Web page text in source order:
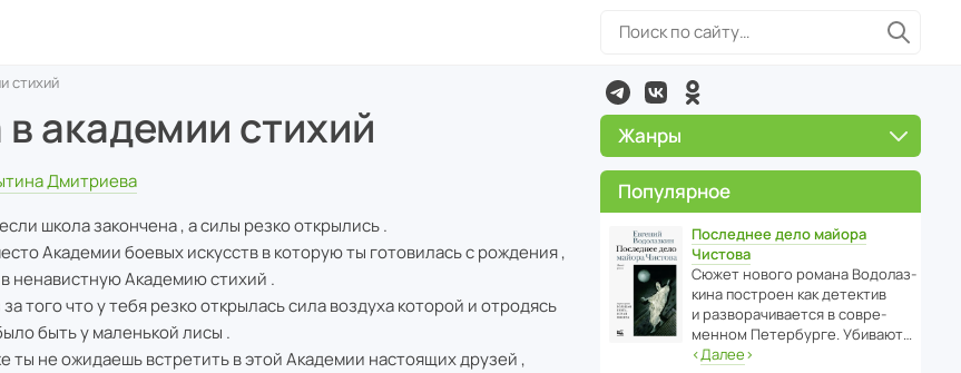
стихий
академии стихий
Дмитриева
школа закончена , а силы резко открылись .
Академии боевых искусств в которую ты готовилась с рождения ,
ненавистную Академию стихий .
за того что у тебя резко открылась сила воздуха которой и отродясь
быть у маленькой лисы .
ты не ожидаешь встретить в этой Академии настоящих друзей ,
Жанры
Популярное
Последнее дело майора
Чистова
Сюжет нового романа Водо­ла­з­
кина пост­роен как дете­ктив
и разво­ра­чи­ва­ется в совре­
менном Пете­р­бурге. Убивают…
‹Далее›